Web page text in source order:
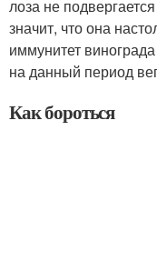
лоза не
значит, что она
иммунитет
на данный период
Как бороться